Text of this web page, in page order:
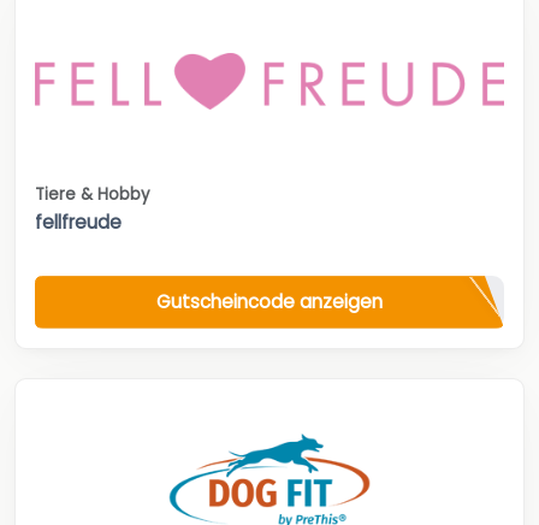
Tiere & Hobby
fellfreude
Gutscheincode anzeigen